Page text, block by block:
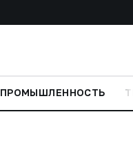
ПРОМЫШЛЕННОСТЬ